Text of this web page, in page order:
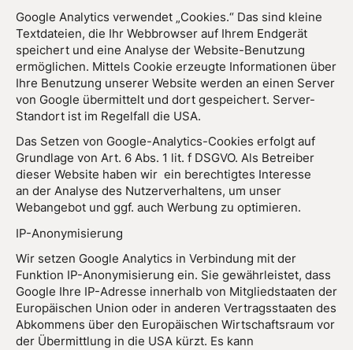
Google Analytics verwendet „Cookies.“ Das sind kleine
Textdateien, die Ihr Webbrowser auf Ihrem Endgerät
speichert und eine Analyse der Website-Benutzung
ermöglichen. Mittels Cookie erzeugte Informationen über
Ihre Benutzung unserer Website werden an einen Server
von Google übermittelt und dort gespeichert. Server-
Standort ist im Regelfall die USA.
Das Setzen von Google-Analytics-Cookies erfolgt auf
Grundlage von Art. 6 Abs. 1 lit. f DSGVO. Als Betreiber
dieser Website haben wir ein berechtigtes Interesse
an der Analyse des Nutzerverhaltens, um unser
Webangebot und ggf. auch Werbung zu optimieren.
IP-Anonymisierung
Wir setzen Google Analytics in Verbindung mit der
Funktion IP-Anonymisierung ein. Sie gewährleistet, dass
Google Ihre IP-Adresse innerhalb von Mitgliedstaaten der
Europäischen Union oder in anderen Vertragsstaaten des
Abkommens über den Europäischen Wirtschaftsraum vor
der Übermittlung in die USA kürzt. Es kann